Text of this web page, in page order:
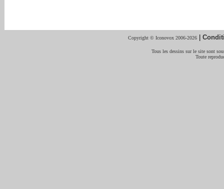
Copyright © Iconovox 2006-2026 |
Tous les dessins sur le site sont
Toute